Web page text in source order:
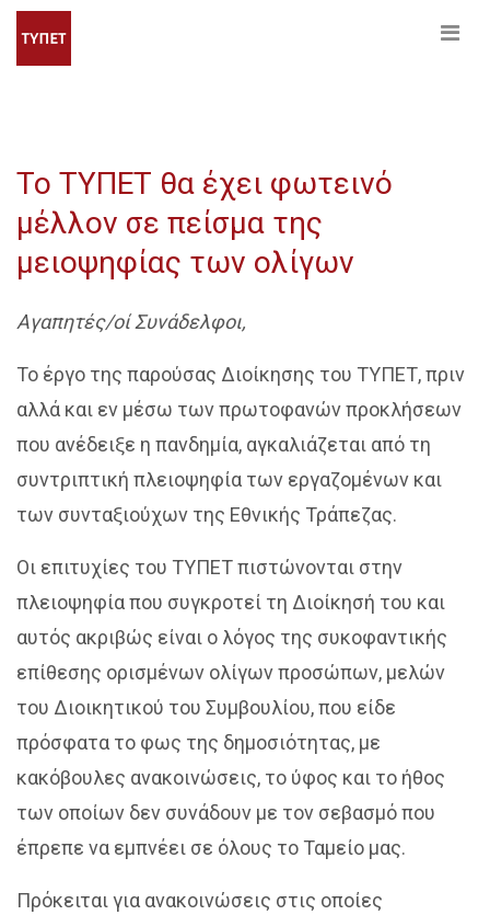
Το ΤΥΠΕΤ θα έχει φωτεινό
μέλλον σε πείσμα της
μειοψηφίας των ολίγων
Αγαπητές/οί Συνάδελφοι,
Το έργο της παρούσας Διοίκησης του ΤΥΠΕΤ, πριν
αλλά και εν μέσω των πρωτοφανών προκλήσεων
που ανέδειξε η πανδημία, αγκαλιάζεται από τη
συντριπτική πλειοψηφία των εργαζομένων και
των συνταξιούχων της Εθνικής Τράπεζας.
Οι επιτυχίες του ΤΥΠΕΤ πιστώνονται στην
πλειοψηφία που συγκροτεί τη Διοίκησή του και
αυτός ακριβώς είναι ο λόγος της συκοφαντικής
επίθεσης ορισμένων ολίγων προσώπων, μελών
του Διοικητικού του Συμβουλίου, που είδε
πρόσφατα το φως της δημοσιότητας, με
κακόβουλες ανακοινώσεις, το ύφος και το ήθος
των οποίων δεν συνάδουν με τον σεβασμό που
έπρεπε να εμπνέει σε όλους το Ταμείο μας.
Πρόκειται για ανακοινώσεις στις οποίες